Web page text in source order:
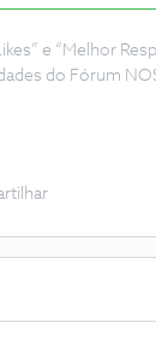
e “Melhor
do Fórum